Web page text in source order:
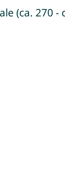
(ca. 270 -